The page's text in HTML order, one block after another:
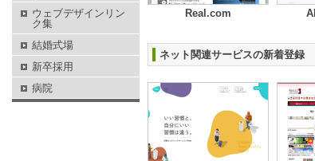
Real.com
ネット関連サービスの新着登録
ウェブデザインリン
ク集
結婚式場
新卒採用
病院